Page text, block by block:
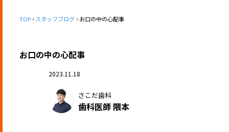
TOP スタッフブログ お口の中の心配事
お口の中の心配事
2023.11.18
さこだ歯科
歯科医師 隈本